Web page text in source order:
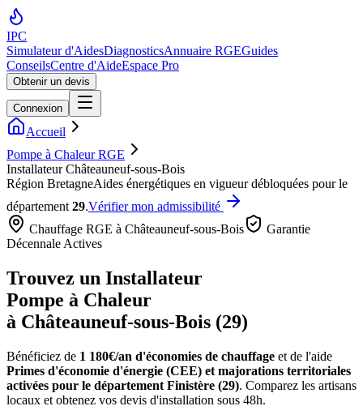
IPC
Simulateur d'AidesDiagnosticsAnnuaire RGEGuides
ConseilsCentre d'AideEspace Pro
Obtenir un devis
Connexion
Accueil
Pompe à Chaleur RGE
Installateur Châteauneuf-sous-Bois
Région BretagneAides énergétiques en vigueur débloquées pour le
département 29.Vérifier mon admissibilité
Chauffage RGE à Châteauneuf-sous-Bois
Garantie
Décennale Actives
Trouvez un Installateur
Pompe à Chaleur
à Châteauneuf-sous-Bois (29)
Bénéficiez de 1 180€/an d'économies de chauffage et de l'aide
Primes d'économie d'énergie (CEE) et majorations territoriales
activées pour le département Finistère (29). Comparez les artisans
locaux et obtenez vos devis d'installation sous 48h.